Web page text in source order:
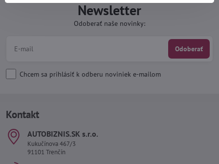
Newsletter
Odoberať naše novinky:
Odoberať
Chcem sa prihlásiť k odberu noviniek e-mailom
Kontakt
AUTOBIZNIS​.SK s​.r​.o​.
Kukučínova 467/3
91101 Trenčín